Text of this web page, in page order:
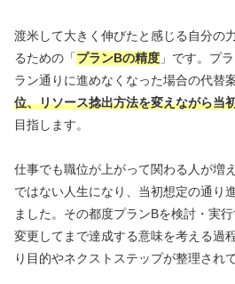
渡米して大きく伸びたと感じる自分の
るための「プランBの精度 」です。プ
ラン通りに進めなくなった場合の代替
位、リソース捻出方法を変えながら当
目指します。
仕事でも職位が上がって関わる人が増
ではない人生になり、当初想定の通り
ました。その都度プランBを検討・実
変更してまで達成する意味を考える過
り目的やネクストステップが整理され